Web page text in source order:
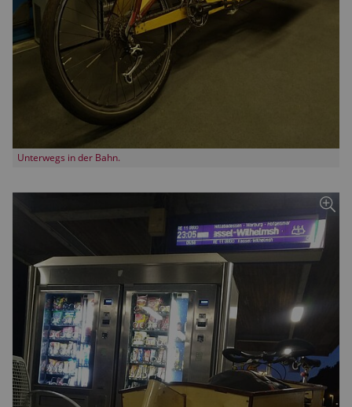
Unterwegs in der Bahn.